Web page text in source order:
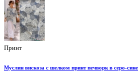
Принт
Муслин вискоза с шелком принт печворк в серо-